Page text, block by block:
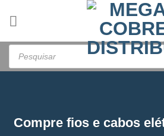
Pesquisar
produtos
Compre fios e cabos